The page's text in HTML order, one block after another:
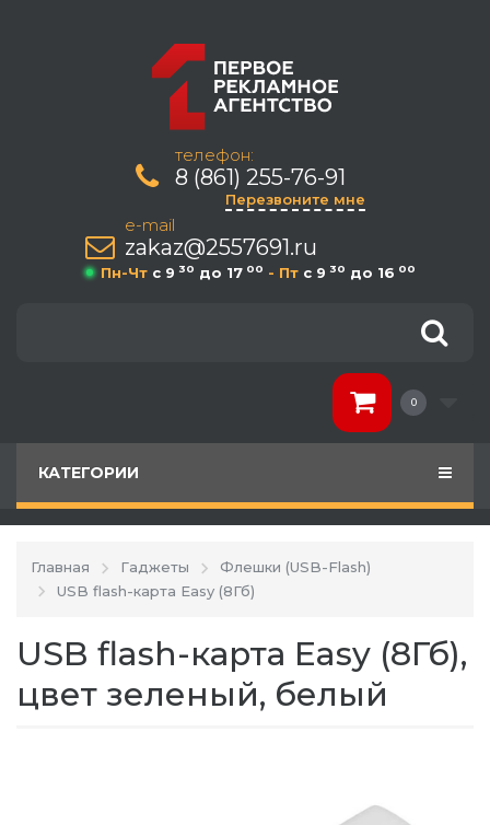
телефон:
8 (861) 255-76-91
Перезвоните мне
e-mail
zakaz@2557691.ru
Пн-Чт c 9 30 до 17 00 - Пт c 9 30 до 16 00
0
КАТЕГОРИИ
Главная Гаджеты
Флешки (USB-Flash)
USB flash-карта Easy (8Гб)
USB flash-карта Easy (8Гб),
цвет зеленый, белый